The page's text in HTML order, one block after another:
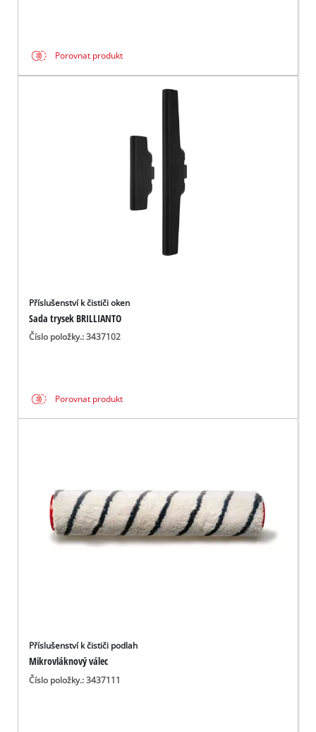
Porovnat produkt
Příslušenství k čističi oken
Sada trysek BRILLIANTO
Číslo položky.: 3437102
Porovnat produkt
Příslušenství k čističi podlah
Mikrovláknový válec
Číslo položky.: 3437111